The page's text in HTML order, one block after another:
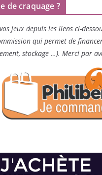
de craquage ?
jeux depuis les liens ci-
qui permet de
stockage …). Merci par